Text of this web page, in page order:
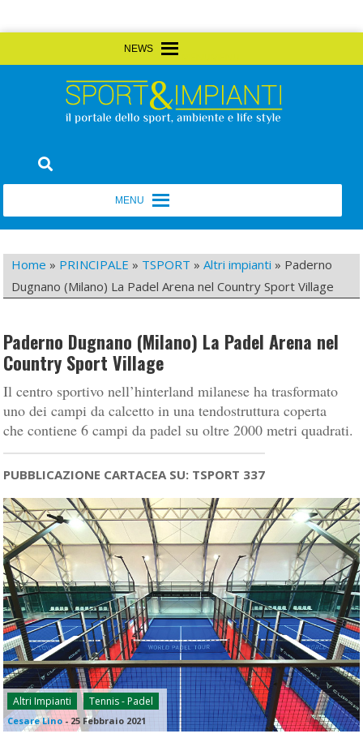
to
Sport&Impianti
Home » PRINCIPALE » TSPORT »Altri impianti » Paderno
Dugnano (Milano) La Padel Arena nel Country Sport Village
Paderno Dugnano (Milano) La Padel Arena nel
Country Sport Village
Il centro sportivo nell’hinterland milanese ha trasformato
uno dei campi da calcetto in una tendostruttura coperta
che contiene 6 campi da padel su oltre 2000 metri quadrati.
PUBBLICAZIONE CARTACEA SU: TSPORT 337
Altri Impianti Tennis - Padel
Cesare Lino - 25 Febbraio 2021